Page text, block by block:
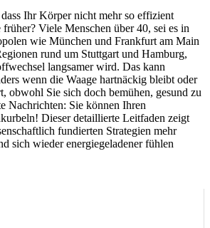
Ihr Körper nicht mehr so effizient
Viele Menschen über 40, sei es in
wie München und Frankfurt am Main
rund um Stuttgart und Hamburg,
langsamer wird. Das kann
wenn die Waage hartnäckig bleibt oder
obwohl Sie sich doch bemühen, gesund zu
Nachrichten: Sie können Ihren
Dieser detaillierte Leitfaden zeigt
fundierten Strategien mehr
sich wieder energiegeladener fühlen